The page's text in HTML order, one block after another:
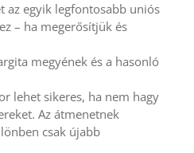
az egyik legfontosabb uniós
– ha megerősítjük és
megyének és a hasonló
lehet sikeres, ha nem hagy
Az átmenetnek
csak újabb